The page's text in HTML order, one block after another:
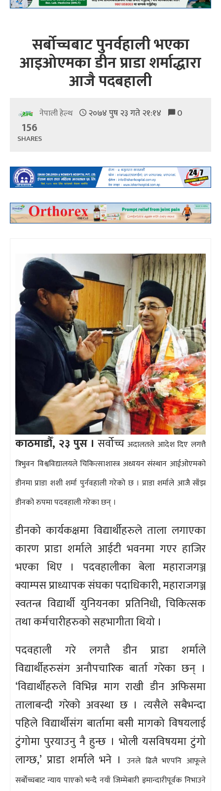
सर्बोच्चबाट पुनर्वहाली भएका
आइओएमका डीन प्राडा शर्माद्धारा
आजै पदबहाली
नेपाली हेल्थ २०७४ पुष २३ गते २१:१४ 0
156
SHARES
काठमाडौँ, २३ पुस । सर्वोच्च अदालतले आदेश दिए लगत्तै
त्रिभुवन विश्वविद्यालयले चिकित्साशास्त्र अध्ययन संस्थान आईओएमको
डीनमा प्राडा शशी शर्मा पुर्नवहाली गरेको छ । प्राडा शर्माले आजै साँझ
डीनको रुपमा पदवहाली गरेका छन् ।
डीनको कार्यकक्षमा विद्यार्थीहरुले ताला लगाएका
कारण प्राडा शर्माले आईटी भवनमा गएर हाजिर
भएका थिए । पदवहालीका बेला महाराजगञ्ज
क्याम्पस प्राध्यापक संघका पदाधिकारी, महाराजगञ्ज
स्वतन्त्र विद्यार्थी युनियनका प्रतिनिधी, चिकित्सक
तथा कर्मचारीहरुको सहभागीता थियो ।
पदवहाली गरे लगत्तै डीन प्राडा शर्माले
विद्यार्थीहरुसंग अनौपचारिक बार्ता गरेका छन् ।
‘विद्यार्थीहरुले विभिन्न माग राखी डीन अफिसमा
तालाबन्दी गरेको अवस्था छ । त्यसैले सबैभन्दा
पहिले विद्यार्थीसंग बार्तामा बसी मागको विषयलाई
टुंगोमा पुरयाउनु नै हुन्छ । भोली यसविषयमा टुंगो
लाग्छ,’ प्राडा शर्माले भने । उनले ढिलै भएपनि आफूले
सर्बोच्चबाट न्याय पाएको भन्दै नयाँ जिम्मेबारी इमान्दारीपूर्वक निभाउने